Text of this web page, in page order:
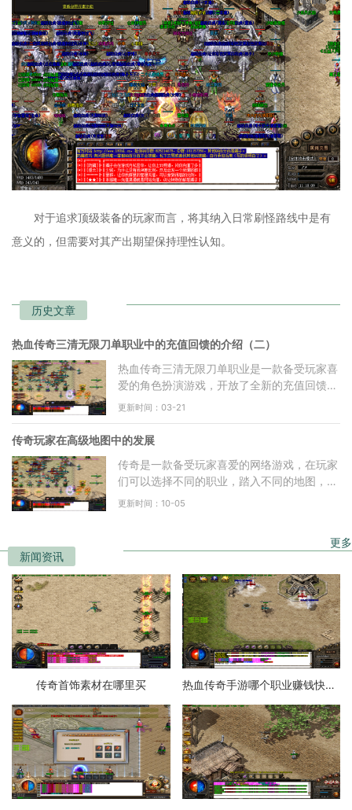
对于追求顶级装备的玩家而言，将其纳入日常刷怪路线中是有
意义的，但需要对其产出期望保持理性认知。
历史文章
热血传奇三清无限刀单职业中的充值回馈的介绍（二）
热血传奇三清无限刀单职业是一款备受玩家喜
爱的角色扮演游戏，开放了全新的充值回馈活
动，为广大玩家带来更多惊喜和福利。本文将
更新时间：03-21
传奇玩家在高级地图中的发展
传奇是一款备受玩家喜爱的网络游戏，在玩家
们可以选择不同的职业，踏入不同的地图，与
其他玩家一起冒险探索。在传奇的世界中，有
更新时间：10-05
新闻资讯
更多
传奇首饰素材在哪里买 热血传奇手游哪个职业赚钱快一点